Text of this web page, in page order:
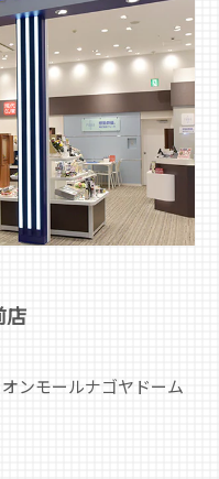
店
ンモールナゴヤドーム